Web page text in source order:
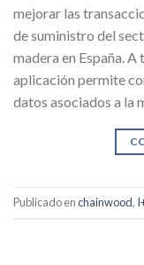
mejorar las
de suministro del
madera en España.
aplicación permite
datos asociados a la
Publicado enchainwood,